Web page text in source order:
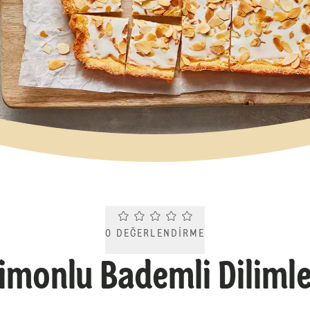
Current rating 0.0. Click to rate.
0 DEĞERLENDIRME
Bademli